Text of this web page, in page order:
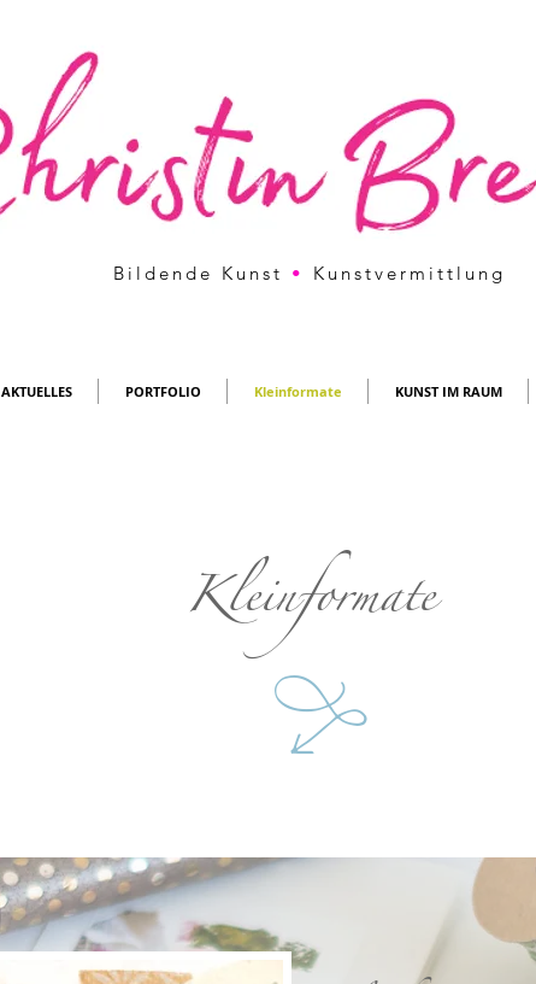
Bildende Kunst • Kunstvermittlung
AKTUELLES PORTFOLIO Kleinformate KUNST IM RAUM
W
Kleinformate